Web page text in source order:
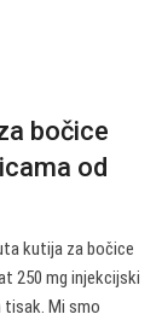
bočice
od
kutija za bočice
250 mg injekcijski
Mi smo